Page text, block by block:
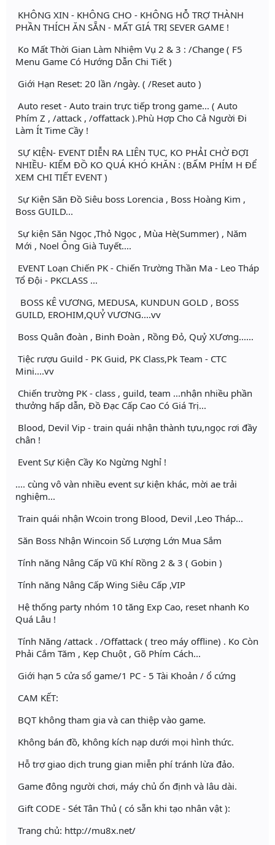
KHÔNG XIN - KHÔNG CHO - KHÔNG HỖ TRỢ THÀNH
PHẦN THÍCH ĂN SẴN - MẤT GIÁ TRỊ SEVER GAME !
Ko Mất Thời Gian Làm Nhiệm Vụ 2 & 3 : /Change ( F5
Menu Game Có Hướng Dẫn Chi Tiết )
Giới Hạn Reset: 20 lần /ngày. ( /Reset auto )
Auto reset - Auto train trực tiếp trong game... ( Auto
Phím Z , /attack , /offattack ).Phù Hợp Cho Cả Người Đi
Làm Ít Time Cầy !
SỰ KIỆN- EVENT DIỄN RA LIÊN TỤC, KO PHẢI CHỜ ĐỢI
NHIỀU- KIẾM ĐỒ KO QUÁ KHÓ KHĂN : (BẤM PHÍM H ĐỂ
XEM CHI TIẾT EVENT )
Sự Kiện Săn Đồ Siêu boss Lorencia , Boss Hoàng Kim ,
Boss GUILD...
Sự kiện Săn Ngọc ,Thỏ Ngọc , Mùa Hè(Summer) , Năm
Mới , Noel Ông Già Tuyết....
EVENT Loạn Chiến PK - Chiến Trường Thần Ma - Leo Tháp
Tổ Đội - PKCLASS ...
BOSS KÊ VƯƠNG, MEDUSA, KUNDUN GOLD , BOSS
GUILD, EROHIM,QUỶ VƯƠNG....vv
Boss Quân đoàn , Binh Đoàn , Rồng Đỏ, Quỷ XƯơng......
Tiệc rượu Guild - PK Guid, PK Class,Pk Team - CTC
Mini....vv
Chiến trường PK - class , guild, team ...nhận nhiều phần
thưởng hấp dẫn, Đồ Đạc Cấp Cao Có Giá Trị...
Blood, Devil Vip - train quái nhận thành tựu,ngọc rơi đầy
chân !
Event Sự Kiện Cầy Ko Ngừng Nghỉ !
.... cùng vô vàn nhiều event sự kiện khác, mời ae trải
nghiệm...
Train quái nhận Wcoin trong Blood, Devil ,Leo Tháp...
Săn Boss Nhận Wincoin Số Lượng Lớn Mua Sắm
Tính năng Nâng Cấp Vũ Khí Rồng 2 & 3 ( Gobin )
Tính năng Nâng Cấp Wing Siêu Cấp ,VIP
Hệ thống party nhóm 10 tăng Exp Cao, reset nhanh Ko
Quá Lâu !
Tính Năng /attack . /Offattack ( treo máy offline) . Ko Còn
Phải Cắm Tăm , Kẹp Chuột , Gõ Phím Cách...
Giới hạn 5 cửa sổ game/1 PC - 5 Tài Khoản / ổ cứng
CAM KẾT:
BQT không tham gia và can thiệp vào game.
Không bán đồ, không kích nạp dưới mọi hình thức.
Hỗ trợ giao dịch trung gian miễn phí tránh lừa đảo.
Game đông người chơi, máy chủ ổn định và lâu dài.
Gift CODE - Sét Tân Thủ ( có sẵn khi tạo nhân vật ):
Trang chủ: http://mu8x.net/